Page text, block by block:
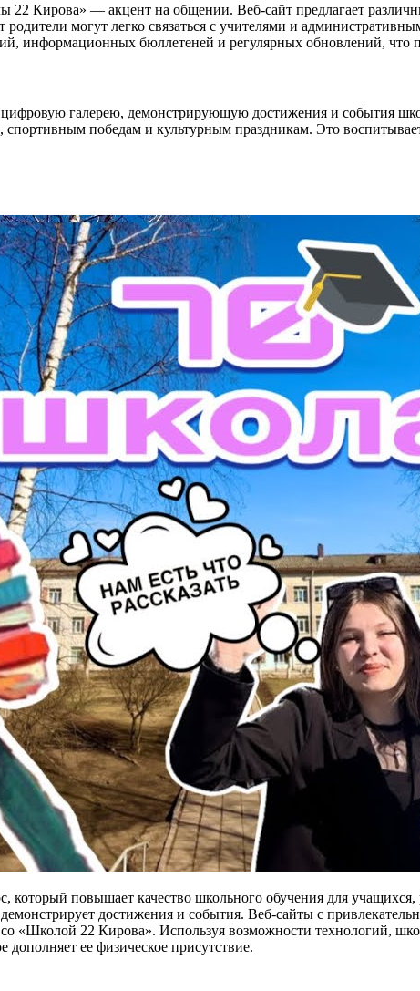
Кирова» — акцент на общении. Веб-сайт предлагает
могут легко связаться с учителями и
информационных бюллетеней и регулярных обновлений, что
галерею, демонстрирующую достижения и события
победам и культурным праздникам. Это
повышает качество школьного обучения для учащихся,
достижения и события. Веб-сайты с
«Школой 22 Кирова». Используя возможности технологий,
дополняет ее физическое присутствие.